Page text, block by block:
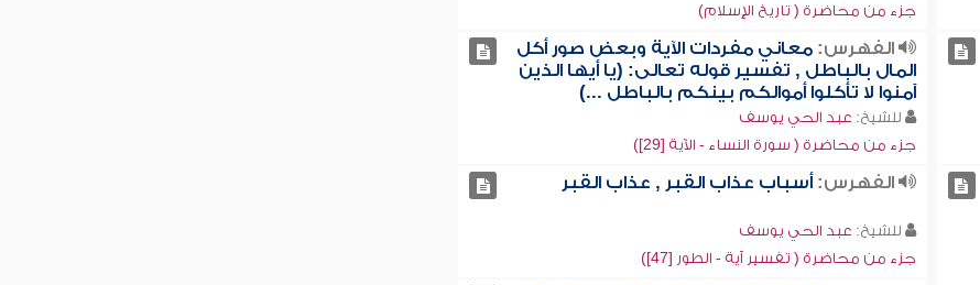
جزء من محاضرة ( تاريخ الإسلام)
الفهرس: معاني مفردات الآية وبعض صور أكل
المال بالباطل , تفسير قوله تعالى: (يا أيها الذين
آمنوا لا تأكلوا أموالكم بينكم بالباطل ...)
للشيخ: عبد الحي يوسف
جزء من محاضرة ( سورة النساء - الآية [29])
الفهرس: أسباب عذاب القبر , عذاب القبر
للشيخ: عبد الحي يوسف
جزء من محاضرة ( تفسير آية - الطور [47])